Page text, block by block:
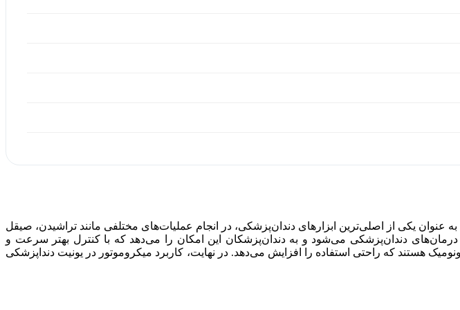
از اهمیت بالایی برخوردار است. میکروموتور دندان 724 به عنوان یکی از اصلی‌ترین ابزارهای دندان‌پزشکی، در انجام عملیات‌های مختلفی مانند تراشیدن، صیقل
دندان‌پزشکی می‌شود و به دندان‌پزشکان این امکان را می‌دهد که با کنترل بهتر سرعت و
هستند که راحتی استفاده را افزایش می‌دهد. در نهایت، کاربرد میکروموتور در یونیت دنداپزشکی